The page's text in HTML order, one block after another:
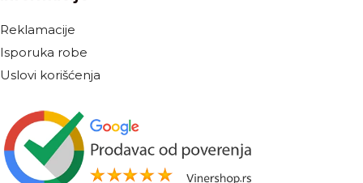
Reklamacije
Isporuka robe
Uslovi korišćenja